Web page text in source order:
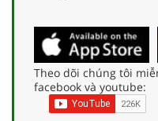
Theo dõi chúng tôi
facebook và youtube: